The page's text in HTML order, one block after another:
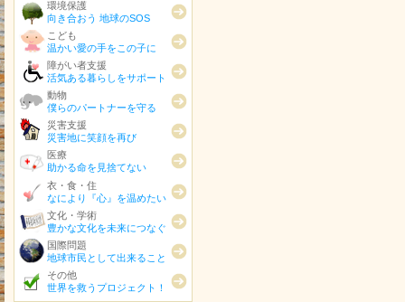
環境保護
向き合おう 地球のSOS
こども
温かい愛の手をこの子に
障がい者支援
活気ある暮らしをサポート
動物
僕らのパートナーを守る
災害支援
災害地に笑顔を再び
医療
助かる命を見捨てない
衣・食・住
なにより『心』を温めたい
文化・学術
豊かな文化を未来につなぐ
国際問題
地球市民として出来ること
その他
世界を救うプロジェクト！